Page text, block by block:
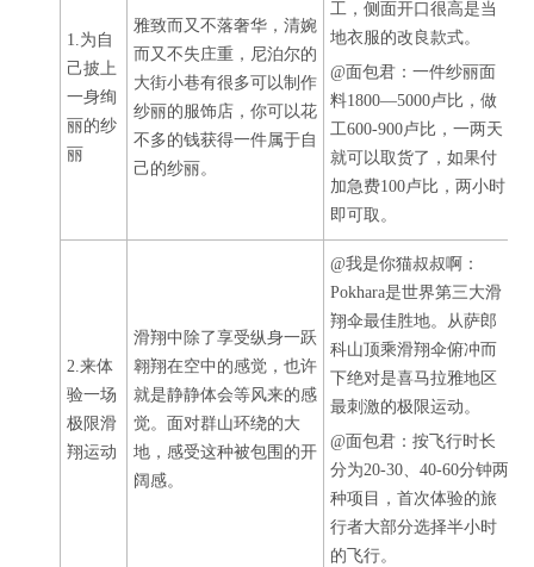
1.为自
己披上
一身绚
丽的纱
丽
雅致而又不落奢华，清婉
而又不失庄重，尼泊尔的
大街小巷有很多可以制作
纱丽的服饰店，你可以花
不多的钱获得一件属于自
己的纱丽。
工，侧面开口很高是当
地衣服的改良款式。
@面包君：一件纱丽面
料1800—5000卢比，做
工600-900卢比，一两天
就可以取货了，如果付
加急费100卢比，两小时
即可取。
2.来体
验一场
极限滑
翔运动
滑翔中除了享受纵身一跃
翱翔在空中的感觉，也许
就是静静体会等风来的感
觉。面对群山环绕的大
地，感受这种被包围的开
阔感。
@我是你猫叔叔啊：
Pokhara是世界第三大滑
翔伞最佳胜地。从萨郎
科山顶乘滑翔伞俯冲而
下绝对是喜马拉雅地区
最刺激的极限运动。
@面包君：按飞行时长
分为20-30、40-60分钟两
种项目，首次体验的旅
行者大部分选择半小时
的飞行。